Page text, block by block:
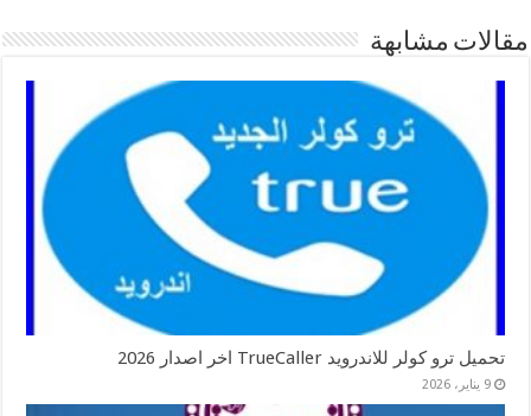
مقالات مشابهة
تحميل ترو كولر للاندرويد TrueCaller اخر اصدار 2026
9 يناير، 2026